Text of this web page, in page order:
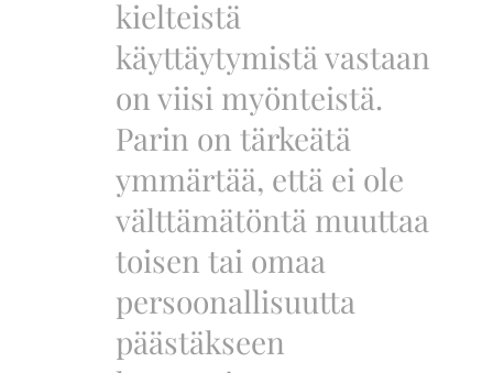
kielteistä
käyttäytymistä vastaan
on viisi myönteistä.
Parin on tärkeätä
ymmärtää, että ei ole
välttämätöntä muuttaa
toisen tai omaa
persoonallisuutta
päästäkseen